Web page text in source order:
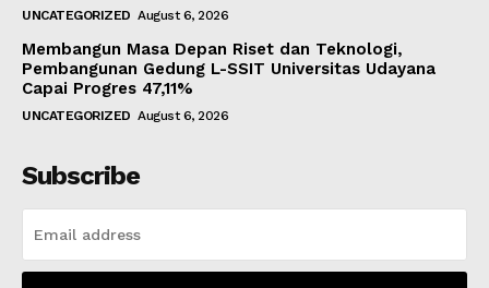
UNCATEGORIZED August 6, 2026
Membangun Masa Depan Riset dan Teknologi,
Pembangunan Gedung L-SSIT Universitas Udayana
Capai Progres 47,11%
UNCATEGORIZED August 6, 2026
Subscribe